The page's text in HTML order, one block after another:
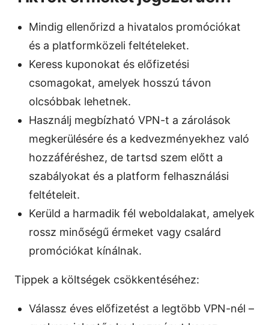
Mindig ellenőrizd a hivatalos promóciókat
és a platformközeli feltételeket.
Keress kuponokat és előfizetési
csomagokat, amelyek hosszú távon
olcsóbbak lehetnek.
Használj megbízható VPN-t a zárolások
megkerülésére és a kedvezményekhez való
hozzáféréshez, de tartsd szem előtt a
szabályokat és a platform felhasználási
feltételeit.
Kerüld a harmadik fél weboldalakat, amelyek
rossz minőségű érmeket vagy csalárd
promóciókat kínálnak.
Tippek a költségek csökkentéséhez:
Válassz éves előfizetést a legtöbb VPN-nél –